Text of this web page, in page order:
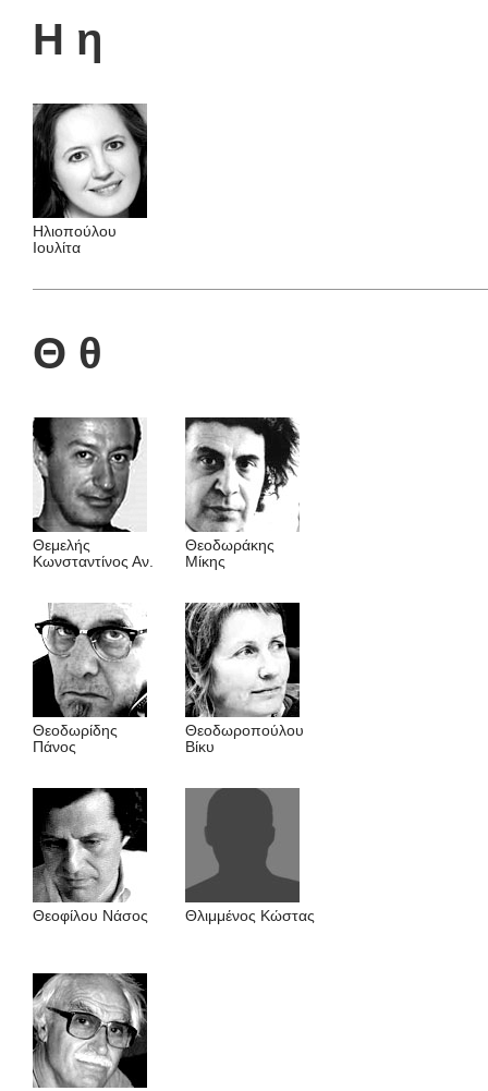
Η η
Ηλιοπούλου
Ιουλίτα
Θ θ
Θεμελής
Κωνσταντίνος Αν.
Θεοδωράκης
Μίκης
Θεοδωρίδης
Πάνος
Θεοδωροπούλου
Βίκυ
Θεοφίλου Νάσος Θλιμμένος Kώστας